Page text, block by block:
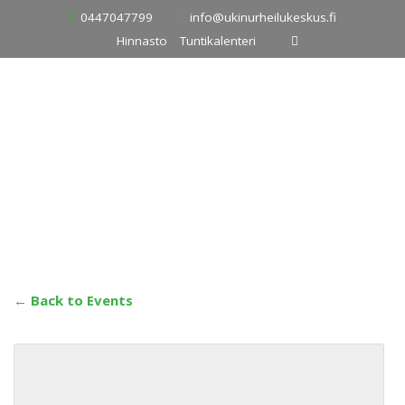
content
0447047799
info@ukinurheilukeskus.fi
Hinnasto
Tuntikalenteri
← Back to Events